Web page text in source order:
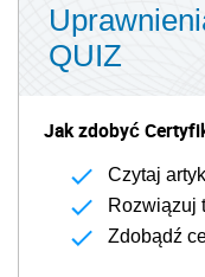
QUIZ
Jak zdobyć
Czytaj
Rozwiązuj
Zdobądź